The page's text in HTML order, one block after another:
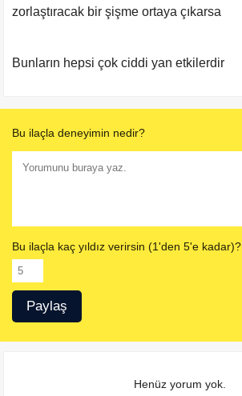
zorlaştıracak bir şişme ortaya çıkarsa
Bunların hepsi çok ciddi yan etkilerdir
Bu ilaçla deneyimin nedir?
Bu ilaçla kaç yıldız verirsin (1'den 5'e kadar)?
Henüz yorum yok.